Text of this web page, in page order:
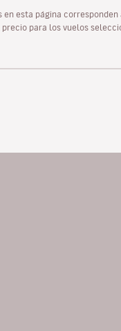
esta página
para los vuelos